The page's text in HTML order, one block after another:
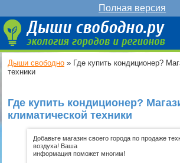
Полная версия
Дыши свободно » Где купить кондиционер?
техники
Где купить кондиционер?
климатической техники
Добавьте магазин своего города по продаже
воздуха! Ваша
информация поможет многим!